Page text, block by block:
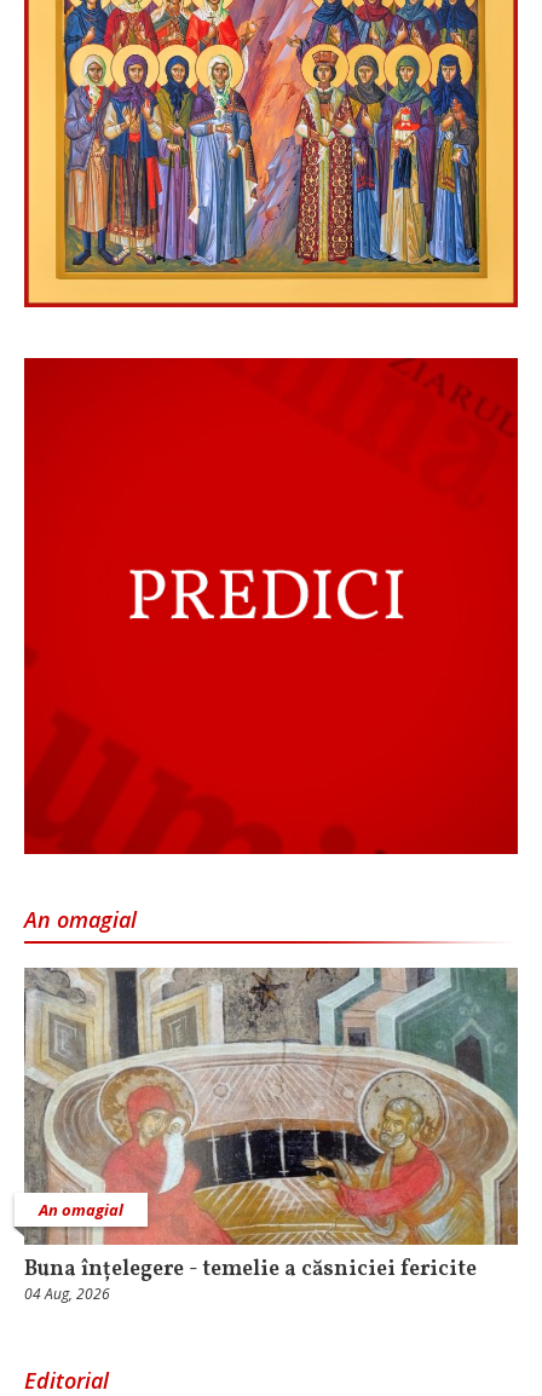
An omagial
An omagial
Buna înțelegere - temelie a căsniciei fericite
04 Aug, 2026
Editorial